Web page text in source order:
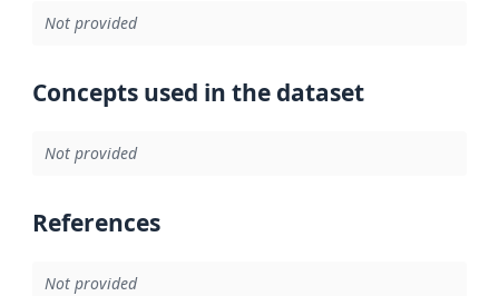
Not provided
Concepts used in the dataset
Not provided
References
Not provided